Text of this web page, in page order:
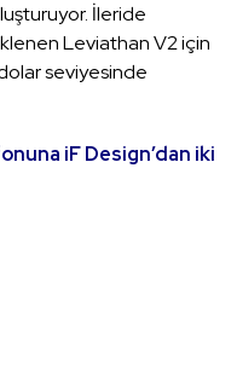
İleride
Leviathan V2 için
dolar seviyesinde
iF Design’dan iki